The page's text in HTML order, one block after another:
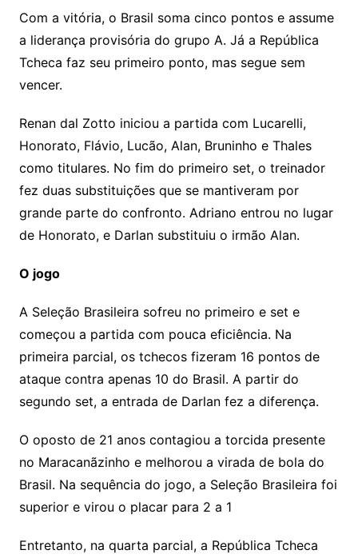
o
m
Com a vitória, o Brasil soma cinco pontos e assume
a liderança provisória do grupo A. Já a República
Tcheca faz seu primeiro ponto, mas segue sem
vencer.
Renan dal Zotto iniciou a partida com Lucarelli,
Honorato, Flávio, Lucão, Alan, Bruninho e Thales
como titulares. No fim do primeiro set, o treinador
fez duas substituições que se mantiveram por
grande parte do confronto. Adriano entrou no lugar
de Honorato, e Darlan substituiu o irmão Alan.
O jogo
A Seleção Brasileira sofreu no primeiro e set e
começou a partida com pouca eficiência. Na
primeira parcial, os tchecos fizeram 16 pontos de
ataque contra apenas 10 do Brasil. A partir do
segundo set, a entrada de Darlan fez a diferença.
O oposto de 21 anos contagiou a torcida presente
no Maracanãzinho e melhorou a virada de bola do
Brasil. Na sequência do jogo, a Seleção Brasileira foi
superior e virou o placar para 2 a 1
Entretanto, na quarta parcial, a República Tcheca